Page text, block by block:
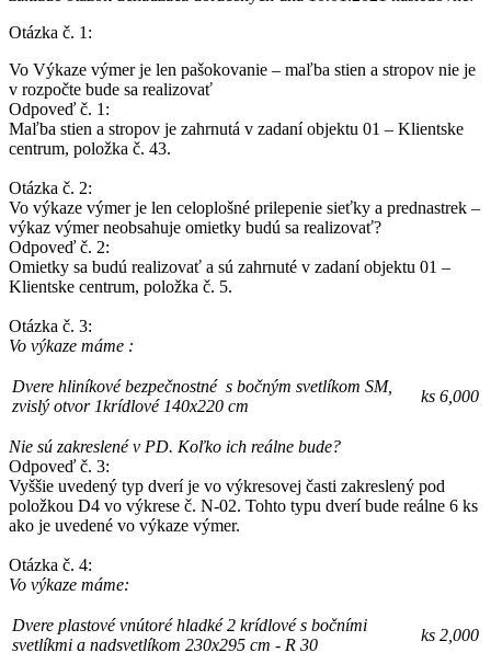
Otázka č. 1:
Vo Výkaze výmer je len pašokovanie – maľba stien a stropov nie je
v rozpočte bude sa realizovať
Odpoveď č. 1:
Maľba stien a stropov je zahrnutá v zadaní objektu 01 – Klientske
centrum, položka č. 43.
Otázka č. 2:
Vo výkaze výmer je len celoplošné prilepenie sieťky a prednastrek –
výkaz výmer neobsahuje omietky budú sa realizovať?
Odpoveď č. 2:
Omietky sa budú realizovať a sú zahrnuté v zadaní objektu 01 –
Klientske centrum, položka č. 5.
Otázka č. 3:
Vo výkaze máme :
Dvere hliníkové bezpečnostné s bočným svetlíkom SM,
zvislý otvor 1krídlové 140x220 cm
ks 6,000
Nie sú zakreslené v PD. Koľko ich reálne bude?
Odpoveď č. 3:
Vyššie uvedený typ dverí je vo výkresovej časti zakreslený pod
položkou D4 vo výkrese č. N-02. Tohto typu dverí bude reálne 6 ks
ako je uvedené vo výkaze výmer.
Otázka č. 4:
Vo výkaze máme:
Dvere plastové vnútoré hladké 2 krídlové s bočními
svetlíkmi a nadsvetlíkom 230x295 cm - R 30
ks 2,000